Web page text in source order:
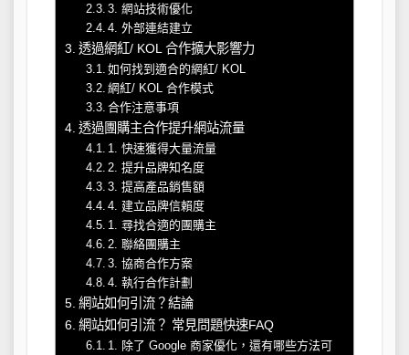
3. 網站技術優化
4. 外部連結建立
透過網紅/ KOL 合作擴大影響力
如何找到適合的網紅/ KOL
網紅/ KOL 合作模式
合作注意事項
透過團購主合作提升網站流量
1. 快速獲得大量流量
2. 提升品牌知名度
3. 提高產品銷售額
4. 建立品牌信賴度
1. 尋找合適的團購主
2. 聯絡團購主
3. 協商合作方案
4. 執行合作計劃
網站如何引流？結論
網站如何引流？ 常見問題快速FAQ
1. 除了 Google 商家優化，還有哪些方法可